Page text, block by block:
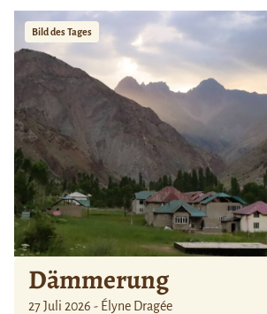
Bild des Tages
Dämmerung
27 Juli 2026 - Élyne Dragée